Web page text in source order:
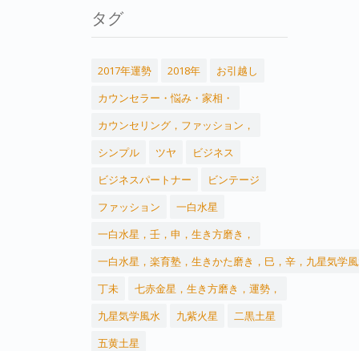
タグ
2017年運勢 2018年
お引越し
カウンセラー・悩み・家相・
カウンセリング，ファッション，
シンプル
ツヤ
ビジネス
ビジネスパートナー
ビンテージ
ファッション
一白水星
一白水星，壬，申，生き方磨き，
一白水星，楽育塾，生きかた磨き，巳，辛，九星気学
丁未
七赤金星，生き方磨き，運勢，
九星気学風水
九紫火星
二黒土星
五黄土星